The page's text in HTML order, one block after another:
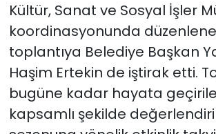
Kültür, Sanat ve Sosyal İşler
koordinasyonunda
toplantıya Belediye Başkan
Haşim Ertekin de iştirak etti.
bugüne kadar hayata
kapsamlı şekilde